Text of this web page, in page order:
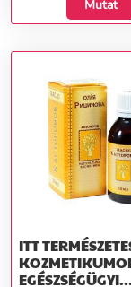
Mutat
ITT
EGÉSZSÉGÜGYI